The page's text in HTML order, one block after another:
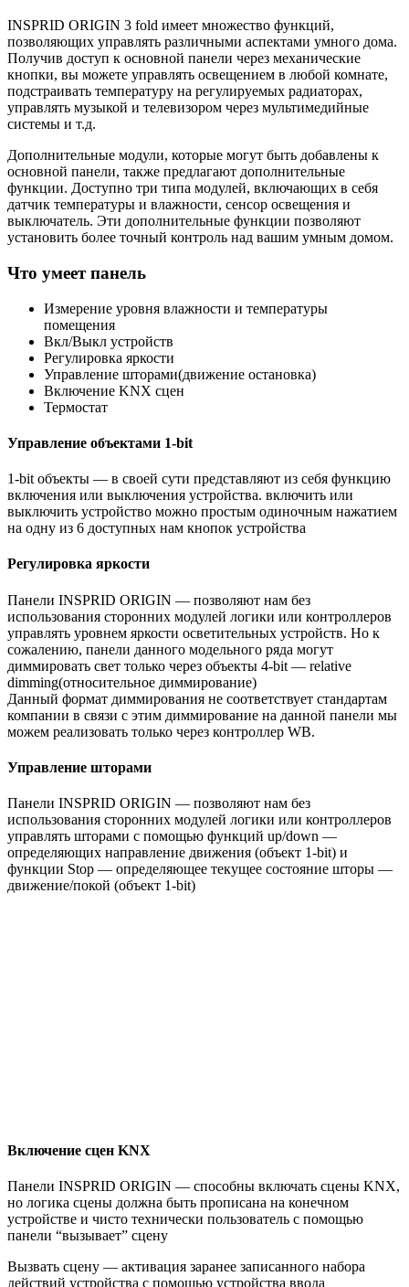
INSPRID ORIGIN 3 fold имеет множество функций,
позволяющих управлять различными аспектами умного дома.
Получив доступ к основной панели через механические
кнопки, вы можете управлять освещением в любой комнате,
подстраивать температуру на регулируемых радиаторах,
управлять музыкой и телевизором через мультимедийные
системы и т.д.
Дополнительные модули, которые могут быть добавлены к
основной панели, также предлагают дополнительные
функции. Доступно три типа модулей, включающих в себя
датчик температуры и влажности, сенсор освещения и
выключатель. Эти дополнительные функции позволяют
установить более точный контроль над вашим умным домом.
Что умеет панель
Измерение уровня влажности и температуры
помещения
Вкл/Выкл устройств
Регулировка яркости
Управление шторами(движение остановка)
Включение KNX сцен
Термостат
Управление объектами 1-bit
1-bit объекты — в своей сути представляют из себя функцию
включения или выключения устройства. включить или
выключить устройство можно простым одиночным нажатием
на одну из 6 доступных нам кнопок устройства
Регулировка яркости
Панели INSPRID ORIGIN — позволяют нам без
использования сторонних модулей логики или контроллеров
управлять уровнем яркости осветительных устройств. Но к
сожалению, панели данного модельного ряда могут
диммировать свет только через объекты 4-bit — relative
dimming(относительное диммирование)
Данный формат диммирования не соответствует стандартам
компании в связи с этим диммирование на данной панели мы
можем реализовать только через контроллер WB.
Управление шторами
Панели INSPRID ORIGIN — позволяют нам без
использования сторонних модулей логики или контроллеров
управлять шторами с помощью функций up/down —
определяющих направление движения (объект 1-bit) и
функции Stop — определяющее текущее состояние шторы —
движение/покой (объект 1-bit)
Включение сцен KNX
Панели INSPRID ORIGIN — способны включать сцены KNX,
но логика сцены должна быть прописана на конечном
устройстве и чисто технически пользователь с помощью
панели “вызывает” сцену
Вызвать сцену — активация заранее записанного набора
действий устройства с помощью устройства ввода